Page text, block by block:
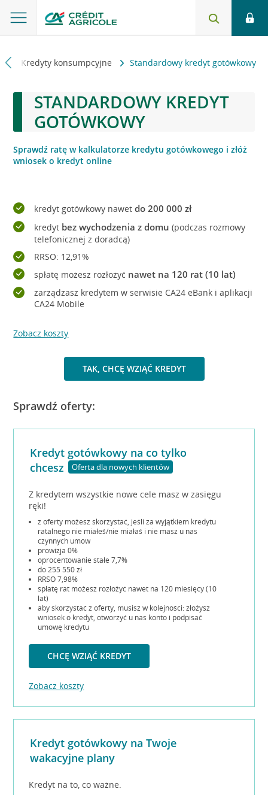
Kredyty konsumpcyjne Standardowy kredyt gotówkowy
STANDARDOWY KREDYT
GOTÓWKOWY
Sprawdź ratę w kalkulatorze kredytu gotówkowego i złóż
wniosek o kredyt online
kredyt gotówkowy nawetdo 200 000 zł
kredyt bez wychodzenia z domu (podczas rozmowy
telefonicznej z doradcą)
RRSO: 12,91%
spłatę możesz rozłożyć nawet na 120 rat (10 lat)
zarządzasz kredytem w serwisie CA24 eBank i aplikacji
CA24 Mobile
Zobacz koszty
TAK, CHCĘ WZIĄĆ KREDYT
Sprawdź oferty:
Kredyt gotówkowy na co tylko
chcesz
Oferta dla nowych klientów
Z kredytem wszystkie nowe cele masz w zasięgu
ręki!
z oferty możesz skorzystać, jeśli za wyjątkiem kredytu
ratalnego nie miałeś/nie miałaś i nie masz u nas
czynnych umów
prowizja 0%
oprocentowanie stałe 7,7%
do 255 550 zł
RRSO 7,98%
spłatę rat możesz rozłożyć nawet na 120 miesięcy (10
lat)
aby skorzystać z oferty, musisz w kolejności: złożysz
wniosek o kredyt, otworzyć u nas konto i podpisać
umowę kredytu
CHCĘ WZIĄĆ KREDYT
Zobacz koszty
Kredyt gotówkowy na Twoje
wakacyjne plany
Kredyt na to, co ważne.